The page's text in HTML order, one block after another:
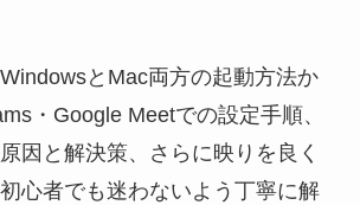
とMac両方の起動方法か
・Google Meetでの設定手順、
因と解決策、さらに映りを良く
心者でも迷わないよう丁寧に解